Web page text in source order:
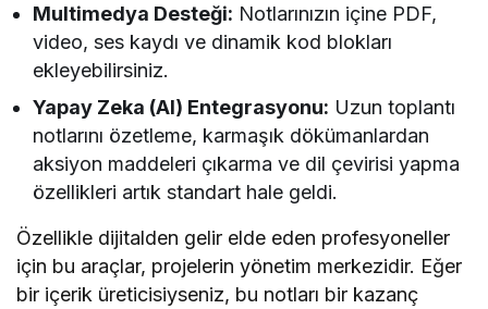
Multimedya Desteği: Notlarınızın içine PDF,
video, ses kaydı ve dinamik kod blokları
ekleyebilirsiniz.
Yapay Zeka (AI) Entegrasyonu: Uzun toplantı
notlarını özetleme, karmaşık dökümanlardan
aksiyon maddeleri çıkarma ve dil çevirisi yapma
özellikleri artık standart hale geldi.
Özellikle dijitalden gelir elde eden profesyoneller
için bu araçlar, projelerin yönetim merkezidir. Eğer
bir içerik üreticisiyseniz, bu notları bir kazanç